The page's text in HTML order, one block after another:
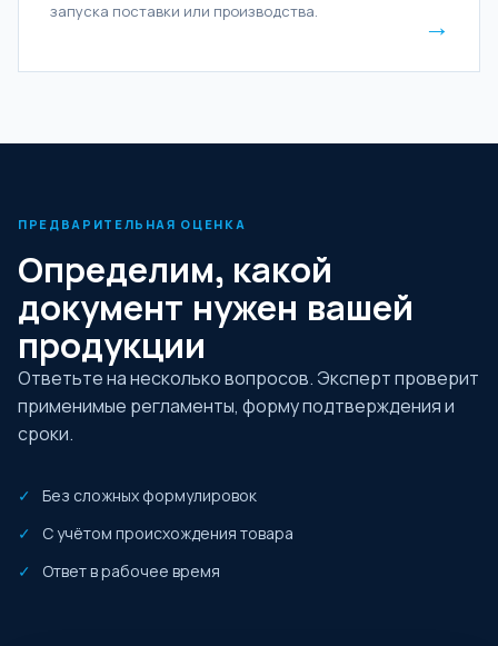
запуска поставки или производства.
→
ПРЕДВАРИТЕЛЬНАЯ ОЦЕНКА
Определим, какой
документ нужен вашей
продукции
Ответьте на несколько вопросов. Эксперт проверит
применимые регламенты, форму подтверждения и
сроки.
Без сложных формулировок
С учётом происхождения товара
Ответ в рабочее время